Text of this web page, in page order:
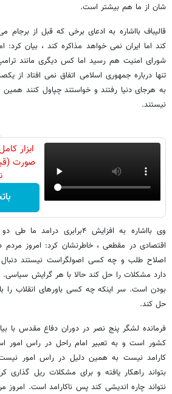
شان از ما هم بیشتر است.
قالیباف بااشاره به ادعای برخی که قبل از برجام
کند اما ایران نمی خواهد مذاکره کند ، بیان کرد:
شورای امنیت هم رسید اما کس دیگری مانند
تنها درباره جمهوری اسلامی اتفاق نمی افتاد از
به هرجای دنیا رفتند و خواستند چپاول کنند همین
نیستند.
ابزار
صورت
وی بااشاره به افزایش ۴برابری
اقتصادی در مقطعی ، خاطرنشان کرد: امروز
اصلاح طلب و چه کسی اصولگراست نیستند
دارد مشکلات را حل کند حالا با هر گرایش
بودن است. سر اینکه چه کسی باورهای انقلاب را
حل کند.
فرمانده لشگر پنج نصر در دوران دفاع مقدس با
کشور است و به تعبیر امام راحل در راس امور
کارامد نیست به همین دلیل در راس امور
بتواند راهکار یافته و برای مشکلات ریل گذاری
نتواند چاره اندیشی کند پس ناکارامد است.